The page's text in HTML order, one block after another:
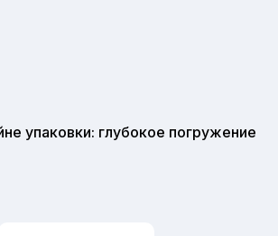
упаковки: глубокое погружение